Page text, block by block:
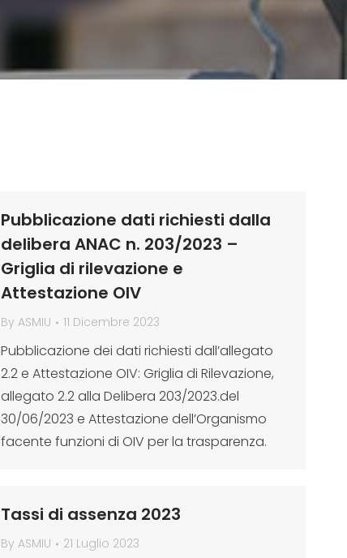
Pubblicazione dati richiesti dalla
delibera ANAC n. 203/2023 –
Griglia di rilevazione e
Attestazione OIV
By ASMIU 11 Dicembre 2023
Pubblicazione dei dati richiesti dall’allegato
2.2 e Attestazione OIV: Griglia di Rilevazione,
allegato 2.2 alla Delibera 203/2023.del
30/06/2023 e Attestazione dell’Organismo
facente funzioni di OIV per la trasparenza.
Tassi di assenza 2023
By ASMIU 21 Luglio 2023